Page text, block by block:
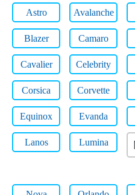
Astro Avalanche
Blazer Camaro
Cavalier Celebrity
Corsica Corvette
Equinox Evanda
Lanos Lumina